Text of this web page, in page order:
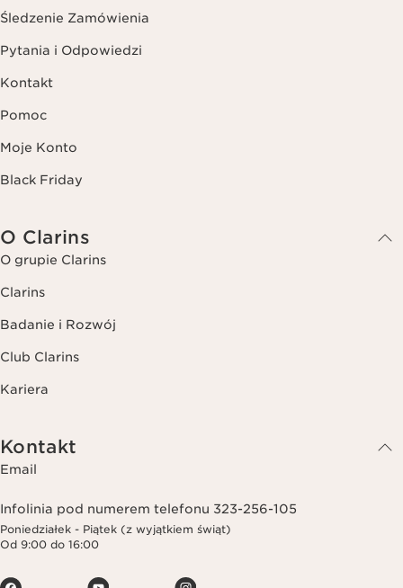
Śledzenie Zamówienia
Pytania i Odpowiedzi
Kontakt
Pomoc
Moje Konto
Black Friday
O Clarins
O grupie Clarins
Clarins
Badanie i Rozwój
Club Clarins
Kariera
Kontakt
Email
Infolinia pod numerem telefonu 323-256-105
Poniedziałek - Piątek (z wyjątkiem świąt)
Od 9:00 do 16:00